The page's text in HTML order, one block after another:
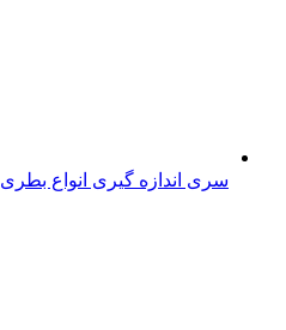
سری اندازه گیری انواع بطری Koch Chemie Dosing Cap